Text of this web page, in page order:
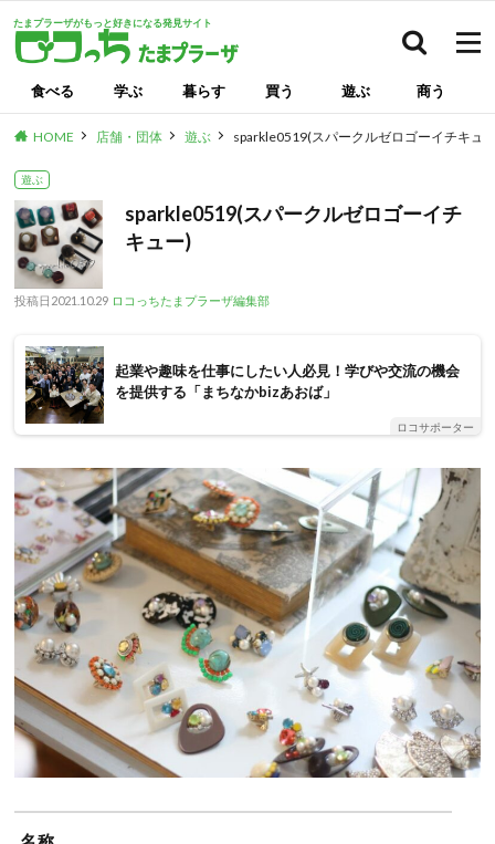
たまプラーザがもっと好きになる発見サイト
食べる 学ぶ 暮らす 買う 遊ぶ 商う
HOME 店舗・団体 遊ぶ sparkle0519(スパークルゼロゴーイチキュ
遊ぶ
sparkle0519(スパークルゼロゴーイチ
キュー)
投稿日 2021.10.29 ロコっちたまプラーザ編集部
起業や趣味を仕事にしたい人必見！学びや交流の機会
を提供する「まちなかbizあおば」
ロコサポーター